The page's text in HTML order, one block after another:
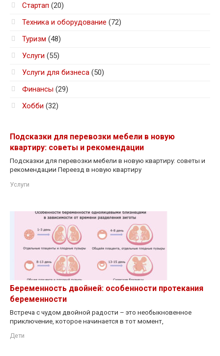
Стартап (20)
Техника и оборудование (72)
Туризм (48)
Услуги (55)
Услуги для бизнеса (50)
Финансы (29)
Хобби (32)
Подсказки для перевозки мебели в новую
квартиру: советы и рекомендации
Подсказки для перевозки мебели в новую квартиру: советы и
рекомендации Переезд в новую квартиру
Услуги
Беременность двойней: особенности протекания
беременности
Встреча с чудом двойной радости – это необыкновенное
приключение, которое начинается в тот момент,
Дети